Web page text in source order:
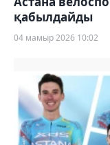
қабылдайды
04 мамыр 2026 10:02